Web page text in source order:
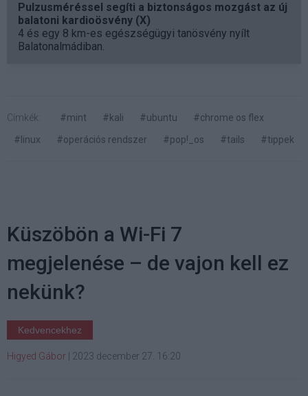
Pulzusméréssel segíti a biztonságos mozgást az új
balatoni kardioösvény (X)
4 és egy 8 km-es egészségügyi tanösvény nyílt
Balatonalmádiban.
Címkék: #mint #kali #ubuntu
#chrome os flex
#linux
#operációs rendszer #pop!_os #tails #tippek
Küszöbön a Wi-Fi 7
megjelenése – de vajon kell ez
nekünk?
Kedvencekhez
Higyed Gábor 2023 december 27. 16:20